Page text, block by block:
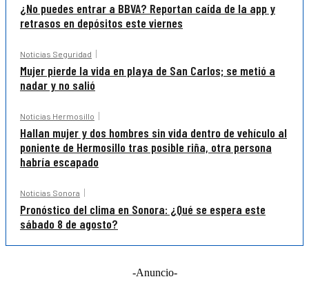
¿No puedes entrar a BBVA? Reportan caída de la app y
retrasos en depósitos este viernes
Noticias Seguridad
Mujer pierde la vida en playa de San Carlos; se metió a
nadar y no salió
Noticias Hermosillo
Hallan mujer y dos hombres sin vida dentro de vehículo al
poniente de Hermosillo tras posible riña, otra persona
habría escapado
Noticias Sonora
Pronóstico del clima en Sonora: ¿Qué se espera este
sábado 8 de agosto?
-Anuncio-